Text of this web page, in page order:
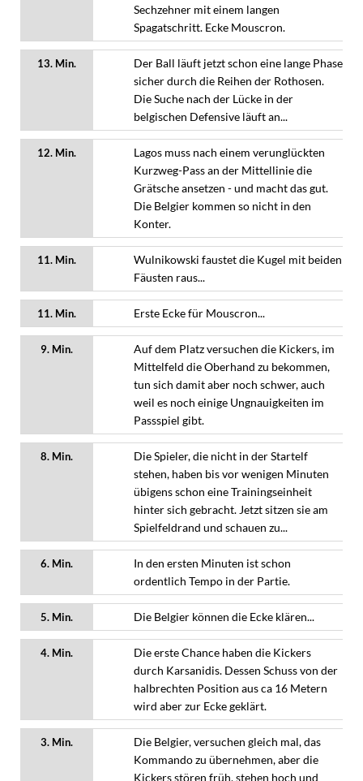
Sechzehner mit einem langen
Spagatschritt. Ecke Mouscron.
13. Min.
Der Ball läuft jetzt schon eine lange Phase
sicher durch die Reihen der Rothosen.
Die Suche nach der Lücke in der
belgischen Defensive läuft an...
12. Min.
Lagos muss nach einem verunglückten
Kurzweg-Pass an der Mittellinie die
Grätsche ansetzen - und macht das gut.
Die Belgier kommen so nicht in den
Konter.
11. Min.
Wulnikowski faustet die Kugel mit beiden
Fäusten raus...
11. Min. Erste Ecke für Mouscron...
9. Min.
Auf dem Platz versuchen die Kickers, im
Mittelfeld die Oberhand zu bekommen,
tun sich damit aber noch schwer, auch
weil es noch einige Ungnauigkeiten im
Passspiel gibt.
8. Min.
Die Spieler, die nicht in der Startelf
stehen, haben bis vor wenigen Minuten
übigens schon eine Trainingseinheit
hinter sich gebracht. Jetzt sitzen sie am
Spielfeldrand und schauen zu...
6. Min.
In den ersten Minuten ist schon
ordentlich Tempo in der Partie.
5. Min. Die Belgier können die Ecke klären...
4. Min.
Die erste Chance haben die Kickers
durch Karsanidis. Dessen Schuss von der
halbrechten Position aus ca 16 Metern
wird aber zur Ecke geklärt.
3. Min.
Die Belgier, versuchen gleich mal, das
Kommando zu übernehmen, aber die
Kickers stören früh, stehen hoch und